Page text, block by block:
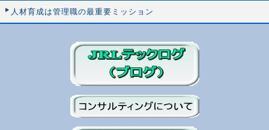
人材育成は管理職の最重要ミッション